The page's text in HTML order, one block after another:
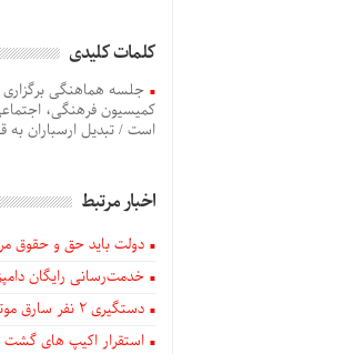
کلمات کلیدی
جلسه هماهنگی
کمیسیون فرهنگی،
است / تبدیل ارسباران
اخبار مرتبط
دولت باید حق و حقوق
خدمت‌رسانی رایگان
دستگيری ۲ نفر سارق موتورسیکلت و کشف موتورسیکلت‌های سرقتی در اهر
استقرار اکیپ های گشت